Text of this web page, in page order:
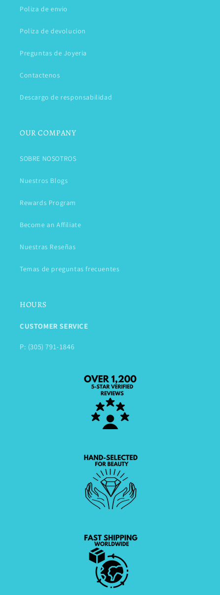
Poliza de envio
Poliza de devolucion
Preguntas de Joyeria
Contactenos
Descargo de responsabilidad
OUR COMPANY
SOBRE NOSOTROS
Nuestros Blogs
Rewards Program
Become an Affiliate
Nuestras Reseñas
Temas de preguntas frecuentes
HOURS
CUSTOMER SERVICE
P: (305) 791-1846